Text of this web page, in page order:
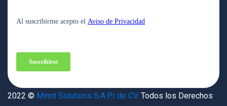
2022 © Minnt Solutions S.A.P.I de CV. Todos los Derechos